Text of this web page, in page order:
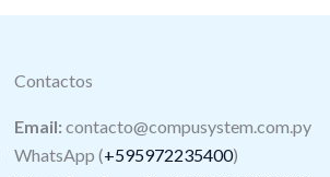
Contactos
Email: contacto@compusystem.com.py
WhatsApp (+595972235400)